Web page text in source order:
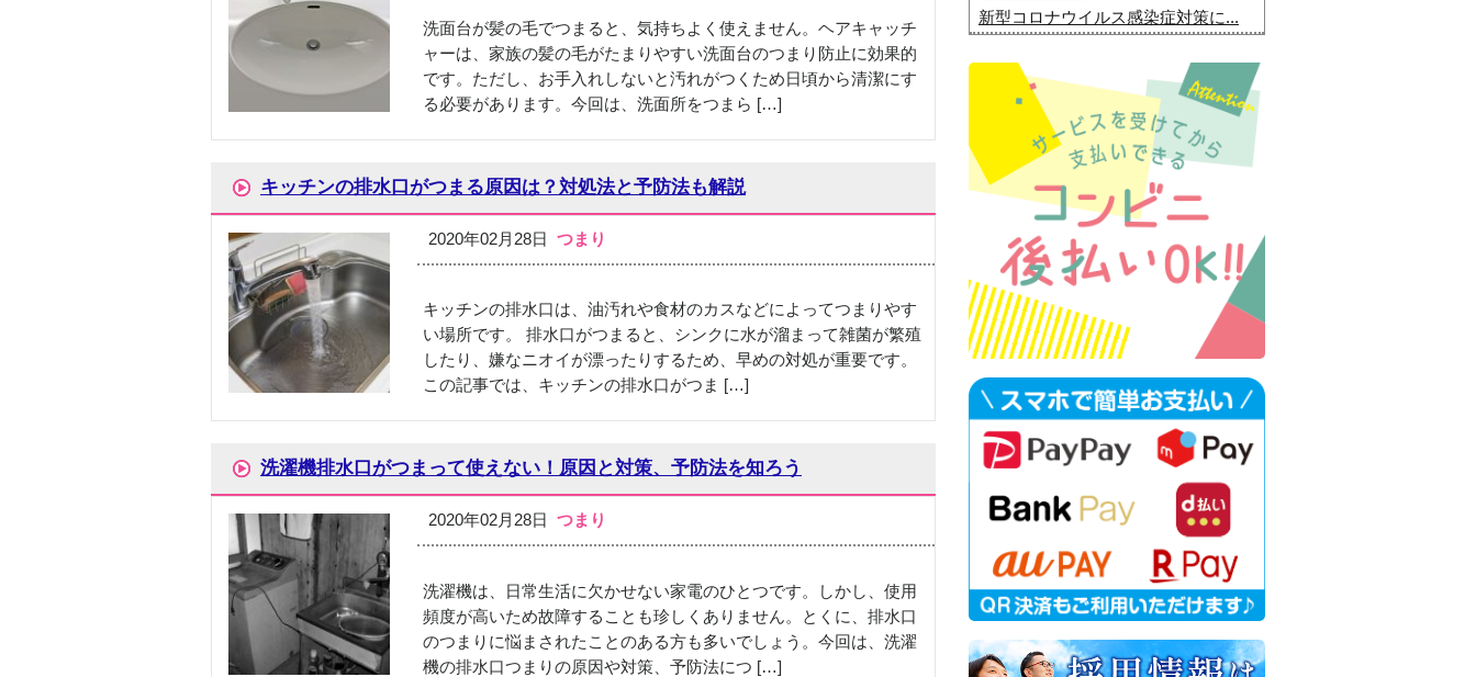
洗面台が髪の毛でつまると、気持ちよく使えません。ヘアキャッチ
ャーは、家族の髪の毛がたまりやすい洗面台のつまり防止に効果的
です。ただし、お手入れしないと汚れがつくため日頃から清潔にす
る必要があります。今回は、洗面所をつまら […]
キッチンの排水口がつまる原因は？対処法と予防法も解説
2020年02月28日 つまり
キッチンの排水口は、油汚れや食材のカスなどによってつまりやす
い場所です。 排水口がつまると、シンクに水が溜まって雑菌が繁殖
したり、嫌なニオイが漂ったりするため、早めの対処が重要です。
この記事では、キッチンの排水口がつま […]
洗濯機排水口がつまって使えない！原因と対策、予防法を知ろう
2020年02月28日 つまり
洗濯機は、日常生活に欠かせない家電のひとつです。しかし、使用
頻度が高いため故障することも珍しくありません。とくに、排水口
のつまりに悩まされたことのある方も多いでしょう。今回は、洗濯
機の排水口つまりの原因や対策、予防法につ […]
新型コロナウイルス感染症対策に...